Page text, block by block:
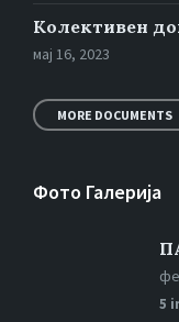
Колективен
мај 16, 2023
MORE DOCUMENTS
Фото Галерија
5